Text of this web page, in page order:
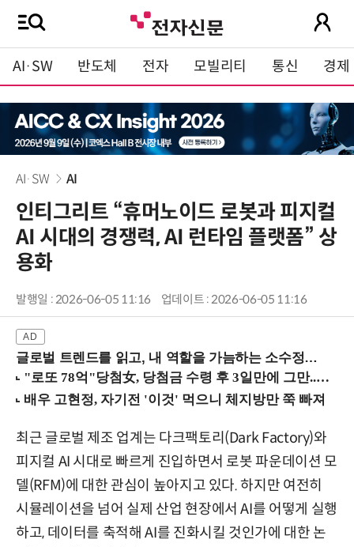
AI·SW 반도체 전자 모빌리티 통신 경제
AI·SW AI
인티그리트 “휴머노이드 로봇과 피지컬
AI 시대의 경쟁력, AI 런타임 플랫폼” 상
용화
발행일 : 2026-06-05 11:16 업데이트 : 2026-06-05 11:16
글로벌 트렌드를 읽고, 내 역할을 가늠하는 소수정예 실습 워크숍 (8/28 신논현역)
최근 글로벌 제조 업계는 다크팩토리(Dark Factory)와
피지컬 AI 시대로 빠르게 진입하면서 로봇 파운데이션 모
델(RFM)에 대한 관심이 높아지고 있다. 하지만 여전히
시뮬레이션을 넘어 실제 산업 현장에서 AI를 어떻게 실행
하고, 데이터를 축적해 AI를 진화시킬 것인가에 대한 논